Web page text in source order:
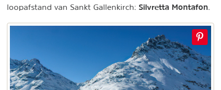
loopafstand van Sankt Gallenkirch: Silvretta Montafon